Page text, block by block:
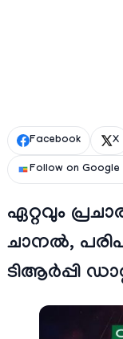
Facebook X
Follow on Google
ഏറ്റവും
ചാനല്‍,
ടിആര്‍പ്പി